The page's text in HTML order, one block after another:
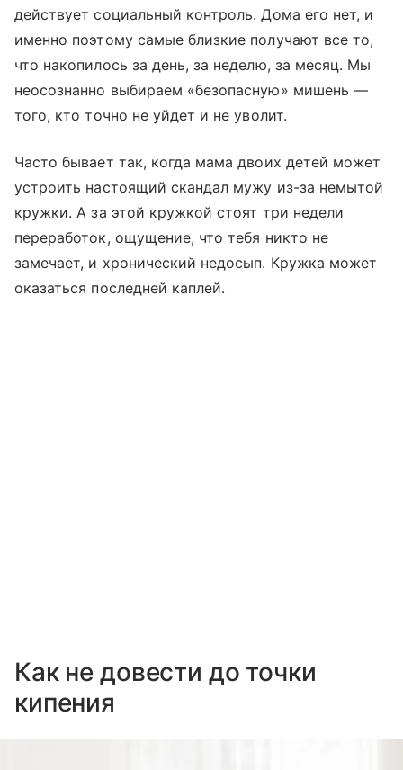
действует социальный контроль. Дома его нет, и
именно поэтому самые близкие получают все то,
что накопилось за день, за неделю, за месяц. Мы
неосознанно выбираем «безопасную» мишень —
того, кто точно не уйдет и не уволит.
Часто бывает так, когда мама двоих детей может
устроить настоящий скандал мужу из-за немытой
кружки. А за этой кружкой стоят три недели
переработок, ощущение, что тебя никто не
замечает, и хронический недосып. Кружка может
оказаться последней каплей.
Как не довести до точки
кипения